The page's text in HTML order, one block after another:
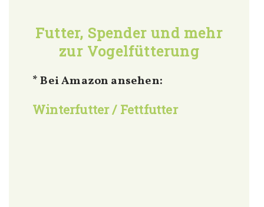
Futter, Spender und mehr
zur Vogelfütterung
* Bei Amazon ansehen:
Winterfutter / Fettfutter